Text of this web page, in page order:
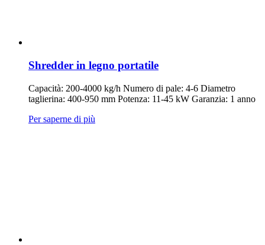
Shredder in legno portatile
Capacità: 200-4000 kg/h Numero di pale: 4-6 Diametro
taglierina: 400-950 mm Potenza: 11-45 kW Garanzia: 1 anno
Per saperne di più